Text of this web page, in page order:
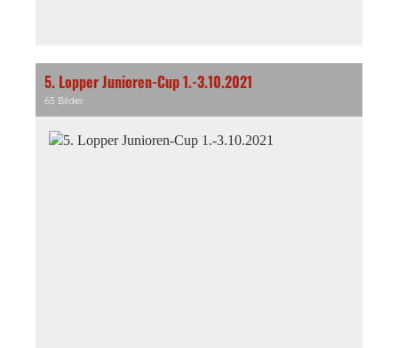
5. Lopper Junioren-Cup 1.-3.10.2021
65 Bilder